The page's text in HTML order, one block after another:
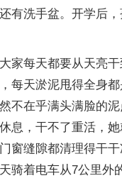
有洗手盆。开学后
家每天都要从天亮
每天淤泥甩得全身
不在乎满头满脸的
息，干不了重活，
窗缝隙都清理得干
骑着电车从7公里外